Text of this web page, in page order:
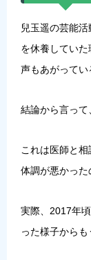
兒玉遥の芸能
を休養してい
声もあがってい
結論から言って
これは医師と
体調が悪かった
実際、2017年
った様子からも